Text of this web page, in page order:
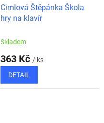
Cimlová Štěpánka Škola
hry na klavír
Skladem
363 Kč / ks
DETAIL